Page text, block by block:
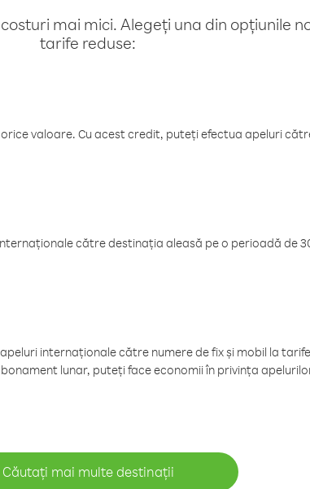
mai mici. Alegeți una din opțiunile
tarife reduse:
valoare. Cu acest credit, puteți efectua apeluri
către destinația aleasă pe o perioadă de
internaționale către numere de fix și mobil la
lunar, puteți face economii în privința
Căutați mai multe destinații